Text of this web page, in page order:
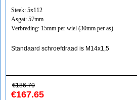
Steek: 5x112
Asgat: 57mm
Verbreding: 15mm per wiel (30mm per as)
Standaard schroefdraad is M14x1,5
€186.70
€167.65